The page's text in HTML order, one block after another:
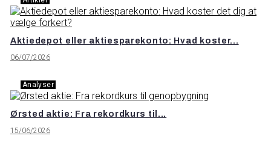
Aktiedepot eller aktiesparekonto: Hvad koster...
06/07/2026
Analyser
Ørsted aktie: Fra rekordkurs til...
15/06/2026